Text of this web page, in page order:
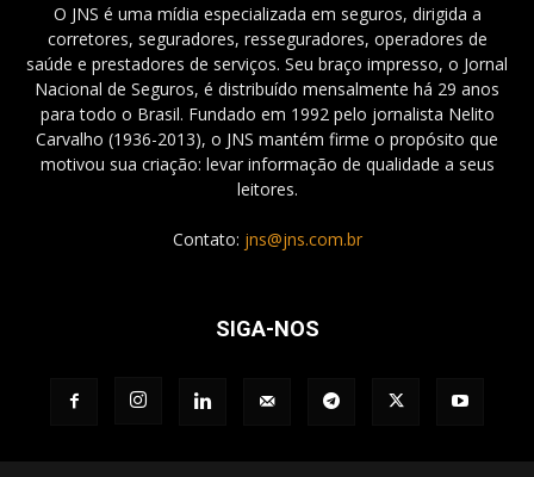
O JNS é uma mídia especializada em seguros, dirigida a
corretores, seguradores, resseguradores, operadores de
saúde e prestadores de serviços. Seu braço impresso, o Jornal
Nacional de Seguros, é distribuído mensalmente há 29 anos
para todo o Brasil. Fundado em 1992 pelo jornalista Nelito
Carvalho (1936-2013), o JNS mantém firme o propósito que
motivou sua criação: levar informação de qualidade a seus
leitores.
Contato: jns@jns.com.br
SIGA-NOS